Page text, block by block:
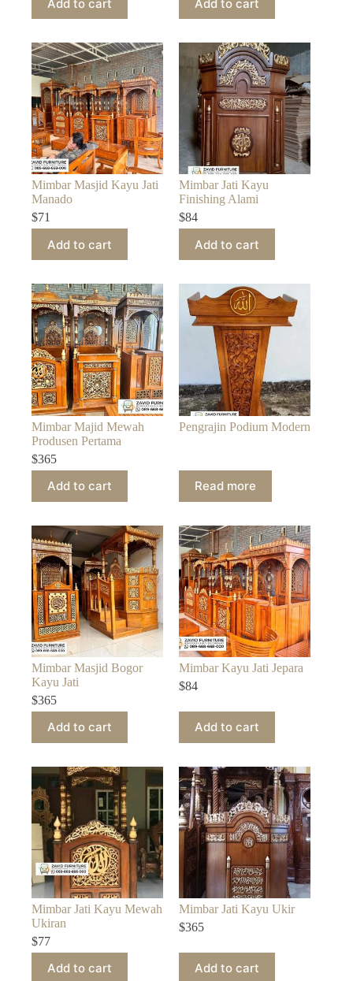
Add to cart Add to cart
Mimbar Masjid Kayu Jati
Manado
$71
Add to cart
Mimbar Jati Kayu
Finishing Alami
$84
Add to cart
Mimbar Majid Mewah
Produsen Pertama
$365
Add to cart
Pengrajin Podium Modern
Read more
Mimbar Masjid Bogor
Kayu Jati
$365
Add to cart
Mimbar Kayu Jati Jepara
$84
Add to cart
Mimbar Jati Kayu Mewah
Ukiran
$77
Add to cart
Mimbar Jati Kayu Ukir
$365
Add to cart